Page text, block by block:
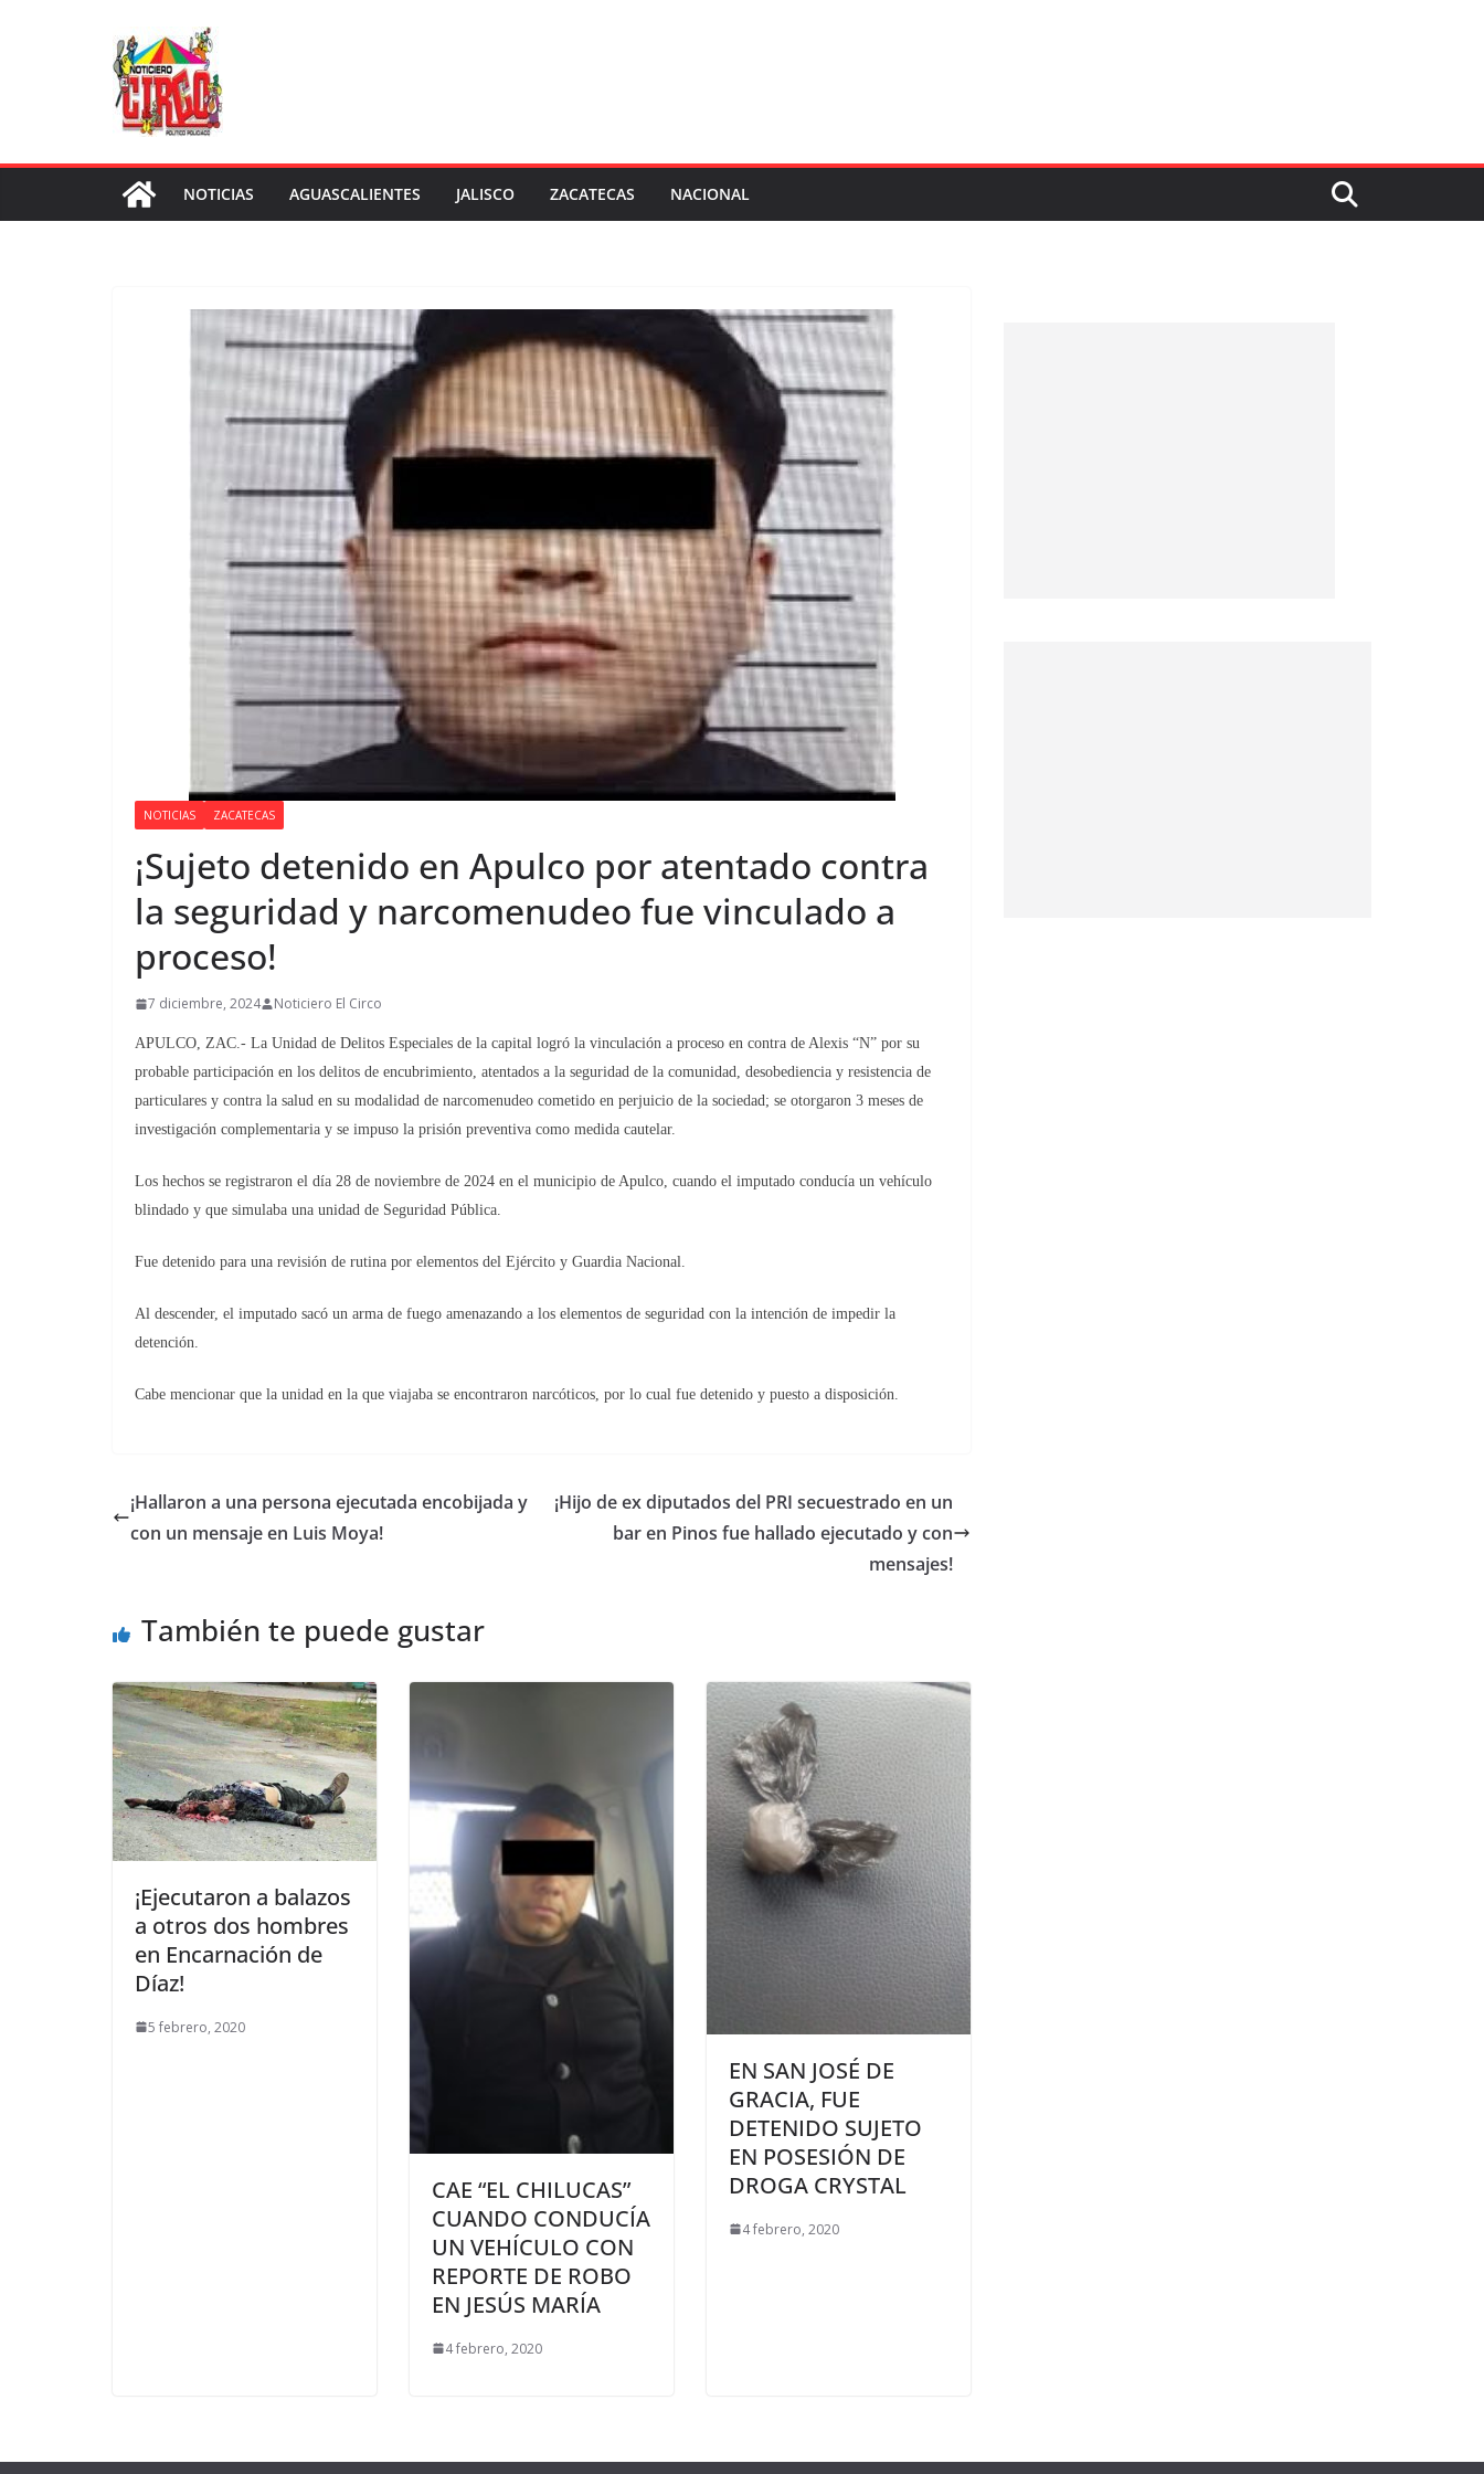
NOTICIAS AGUASCALIENTES JALISCO ZACATECAS NACIONAL
NOTICIAS ZACATECAS
¡Sujeto detenido en Apulco por atentado contra
la seguridad y narcomenudeo fue vinculado a
proceso!
7 diciembre, 2024 Noticiero El Circo
APULCO, ZAC.- La Unidad de Delitos Especiales de la capital logró la vinculación a proceso en contra de Alexis “N” por su
probable participación en los delitos de encubrimiento, atentados a la seguridad de la comunidad, desobediencia y resistencia de
particulares y contra la salud en su modalidad de narcomenudeo cometido en perjuicio de la sociedad; se otorgaron 3 meses de
investigación complementaria y se impuso la prisión preventiva como medida cautelar.
Los hechos se registraron el día 28 de noviembre de 2024 en el municipio de Apulco, cuando el imputado conducía un vehículo
blindado y que simulaba una unidad de Seguridad Pública.
Fue detenido para una revisión de rutina por elementos del Ejército y Guardia Nacional.
Al descender, el imputado sacó un arma de fuego amenazando a los elementos de seguridad con la intención de impedir la
detención.
Cabe mencionar que la unidad en la que viajaba se encontraron narcóticos, por lo cual fue detenido y puesto a disposición.
¡Hallaron a una persona ejecutada encobijada y
con un mensaje en Luis Moya!
¡Hijo de ex diputados del PRI secuestrado en un
bar en Pinos fue hallado ejecutado y con
mensajes!
También te puede gustar
¡Ejecutaron a balazos
a otros dos hombres
en Encarnación de
Díaz!
5 febrero, 2020
CAE “EL CHILUCAS”
CUANDO CONDUCÍA
UN VEHÍCULO CON
REPORTE DE ROBO
EN JESÚS MARÍA
4 febrero, 2020
EN SAN JOSÉ DE
GRACIA, FUE
DETENIDO SUJETO
EN POSESIÓN DE
DROGA CRYSTAL
4 febrero, 2020